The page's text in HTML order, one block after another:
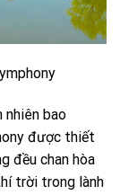
nhiên bao
được thiết
đều chan hòa
trời trong lành